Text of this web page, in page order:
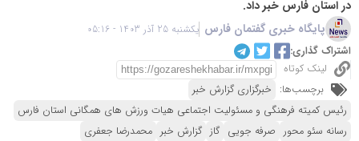
در استان فارس خبر داد.
پایگاه خبری گفتمان فارس یکشنبه 25 آذر 1403 - 05:16
اشتراک گذاری:
لینک کوتاه
برچسب‌ها: خبرگزاری گزارش خبر
رئیس کمیته فرهنگی و مسئولیت اجتماعی هیات ورزش های همگانی استان فارس
رسانه سئو محور صرفه جویی گاز گزارش خبر محمدرضا جعفری